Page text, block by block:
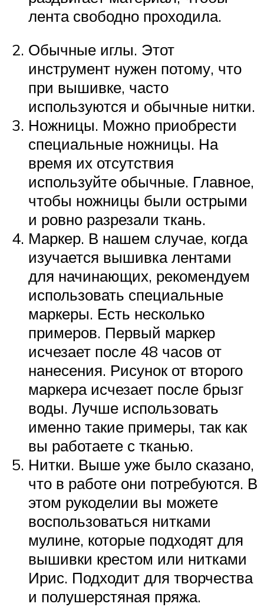
лента свободно проходила.
Обычные иглы. Этот
инструмент нужен потому, что
при вышивке, часто
используются и обычные нитки.
Ножницы. Можно приобрести
специальные ножницы. На
время их отсутствия
используйте обычные. Главное,
чтобы ножницы были острыми
и ровно разрезали ткань.
Маркер. В нашем случае, когда
изучается вышивка лентами
для начинающих, рекомендуем
использовать специальные
маркеры. Есть несколько
примеров. Первый маркер
исчезает после 48 часов от
нанесения. Рисунок от второго
маркера исчезает после брызг
воды. Лучше использовать
именно такие примеры, так как
вы работаете с тканью.
Нитки. Выше уже было сказано,
что в работе они потребуются. В
этом рукоделии вы можете
воспользоваться нитками
мулине, которые подходят для
вышивки крестом или нитками
Ирис. Подходит для творчества
и полушерстяная пряжа.